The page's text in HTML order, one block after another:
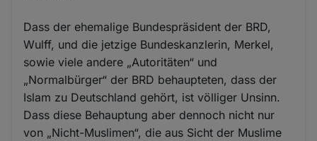
Dass der ehemalige Bundespräsident der BRD,
Wulff, und die jetzige Bundeskanzlerin, Merkel,
sowie viele andere „Autoritäten“ und
„Normalbürger“ der BRD behaupteten, dass der
Islam zu Deutschland gehört, ist völliger Unsinn.
Dass diese Behauptung aber dennoch nicht nur
von „Nicht-Muslimen“, die aus Sicht der Muslime